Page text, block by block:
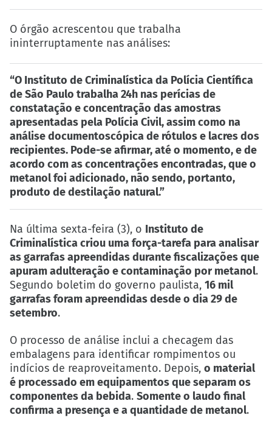
O órgão acrescentou que trabalha
ininterruptamente nas análises:
“O Instituto de Criminalística da Polícia Científica
de São Paulo trabalha 24h nas perícias de
constatação e concentração das amostras
apresentadas pela Polícia Civil, assim como na
análise documentoscópica de rótulos e lacres dos
recipientes. Pode-se afirmar, até o momento, e de
acordo com as concentrações encontradas, que o
metanol foi adicionado, não sendo, portanto,
produto de destilação natural.”
Na última sexta-feira (3), o Instituto de
Criminalística criou uma força-tarefa para analisar
as garrafas apreendidas durante fiscalizações que
apuram adulteração e contaminação por metanol.
Segundo boletim do governo paulista, 16 mil
garrafas foram apreendidas desde o dia 29 de
setembro.
O processo de análise inclui a checagem das
embalagens para identificar rompimentos ou
indícios de reaproveitamento. Depois, o material
é processado em equipamentos que separam os
componentes da bebida. Somente o laudo final
confirma a presença e a quantidade de metanol.